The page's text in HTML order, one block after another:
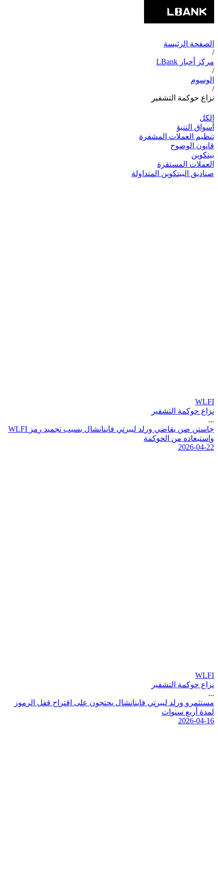
الصفحة الرئيسة
/
مركز أخبار LBank
/
الوسوم
/
نزاع حوكمة التشفير
الكل
أسواق التنبؤ
تنظيم العملات المشفرة
قانون الوضوح
بيتكوين
العملات المستقرة
صناديق البيتكوين المتداولة
WLFI
نزاع حوكمة التشفير
...
جاستن صن يقاضي ور لد ليبر تي فاينانشال بسبب تجميد ر مز WLFI
و ستبعاده من لحوكمة
2026-04-22
WLFI
نزاع حوكمة التشفير
...
مستثمر و ور لد ليبر تي فاينانشال يحتجون على قتر ح قفل لر موز
لمدة ر بع سنو ت
2026-04-16